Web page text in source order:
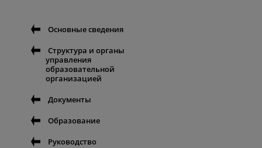
Основные сведения
Структура и органы
управления
образовательной
организацией
Документы
Образование
Руководство